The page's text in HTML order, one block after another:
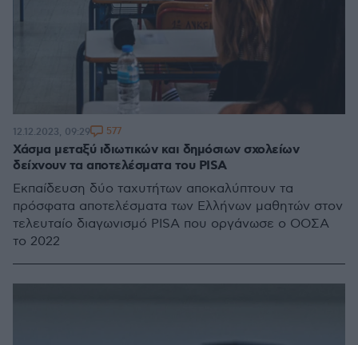
Χάσμα μεταξύ ιδιωτικών και δημόσιων σχολείων
δείχνουν τα αποτελέσματα του PISA
Εκπαίδευση δύο ταχυτήτων αποκαλύπτουν τα
πρόσφατα αποτελέσματα των Ελλήνων μαθητών στον
τελευταίο διαγωνισμό PISA που οργάνωσε ο ΟΟΣΑ
το 2022
12.12.2023, 09:29 577